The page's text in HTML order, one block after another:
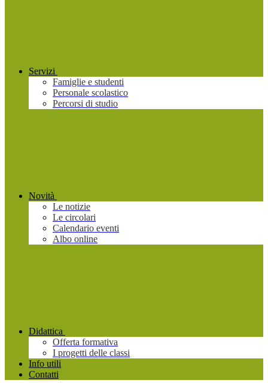
Servizi
Famiglie e studenti
Personale scolastico
Percorsi di studio
Novità
Le notizie
Le circolari
Calendario eventi
Albo online
Didattica
Offerta formativa
I progetti delle classi
Info utili
Contatti